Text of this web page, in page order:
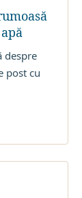
despre
post cu